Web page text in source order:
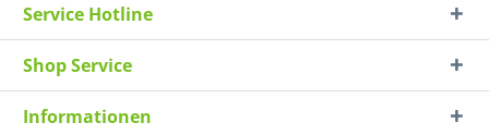
Service Hotline
Shop Service
Informationen